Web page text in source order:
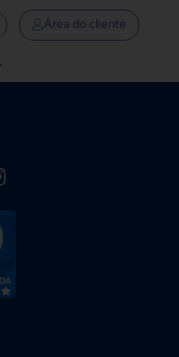
Área do cliente